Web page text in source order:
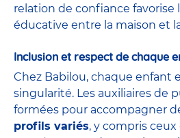
relation de confiance favorise
éducative entre la maison et
Inclusion et respect de chaque
Chez Babilou, chaque enfant
singularité. Les auxiliaires de
formées pour accompagner
profils variés, y compris ceux